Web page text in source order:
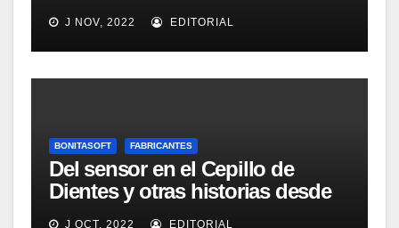
J NOV, 2022 EDITORIAL
BONITASOFT FABRICANTES
Del sensor en el Cepillo de
Dientes y otras historias desde
Las Vegas
J OCT, 2022 EDITORIAL